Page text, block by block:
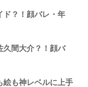
ド？！顔バレ・年
久間大介？！顔バ
絵も神レベルに上手